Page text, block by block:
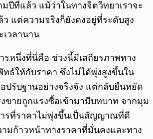
ปีที่แล้ว แม้ว่าในทางจิตวิทยาเราจะ
ว แต่ความจริงก็ยังคงอยู่ที่ระดับสูง
เวลานาน
รหนึ่งที่นี่คือ ช่วงนี้มีเสถียรภาพทาง
ทธ์ให้กับราคา ซึ่งไม่ได้พุ่งสูงขึ้นใน
รับฐานอย่างจริงจัง แต่กลับยืนหยัด
ขายถูกแรงซื้อเข้ามามีบทบาท จากมุม
รที่ราคาไม่พุ่งขึ้นเป็นสัญญาณที่ดี
ามก้าวหน้าทางราคาที่มั่นคงและทาง